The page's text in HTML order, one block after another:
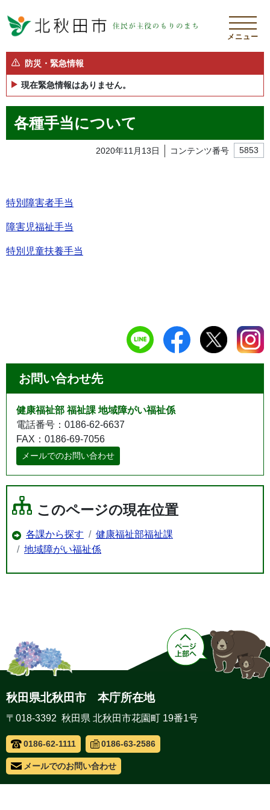
メニュー
防災・緊急情報
現在緊急情報はありません。
各種手当について
2020年11月13日 コンテンツ番号 5853
特別障害者手当
障害児福祉手当
特別児童扶養手当
お問い合わせ先
健康福祉部 福祉課 地域障がい福祉係
電話番号：0186-62-6637
FAX：0186-69-7056
メールでのお問い合わせ
このページの現在位置
各課から探す
健康福祉部福祉課
地域障がい福祉係
秋田県北秋田市 本庁所在地
〒018-3392 秋田県 北秋田市花園町 19番1号
0186-62-1111 0186-63-2586
メールでのお問い合わせ